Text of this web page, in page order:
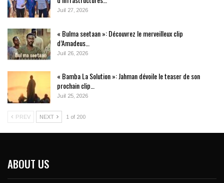
Juil 27, 2026
« Bulma seetaan »: Découvrez le merveilleux clip
d’Amadeus…
Juil 26, 2026
« Bamba La Solution »: Jahman dévoile le teaser de son
prochain clip…
Juil 25, 2026
PREV NEXT 1 of 200
ABOUT US